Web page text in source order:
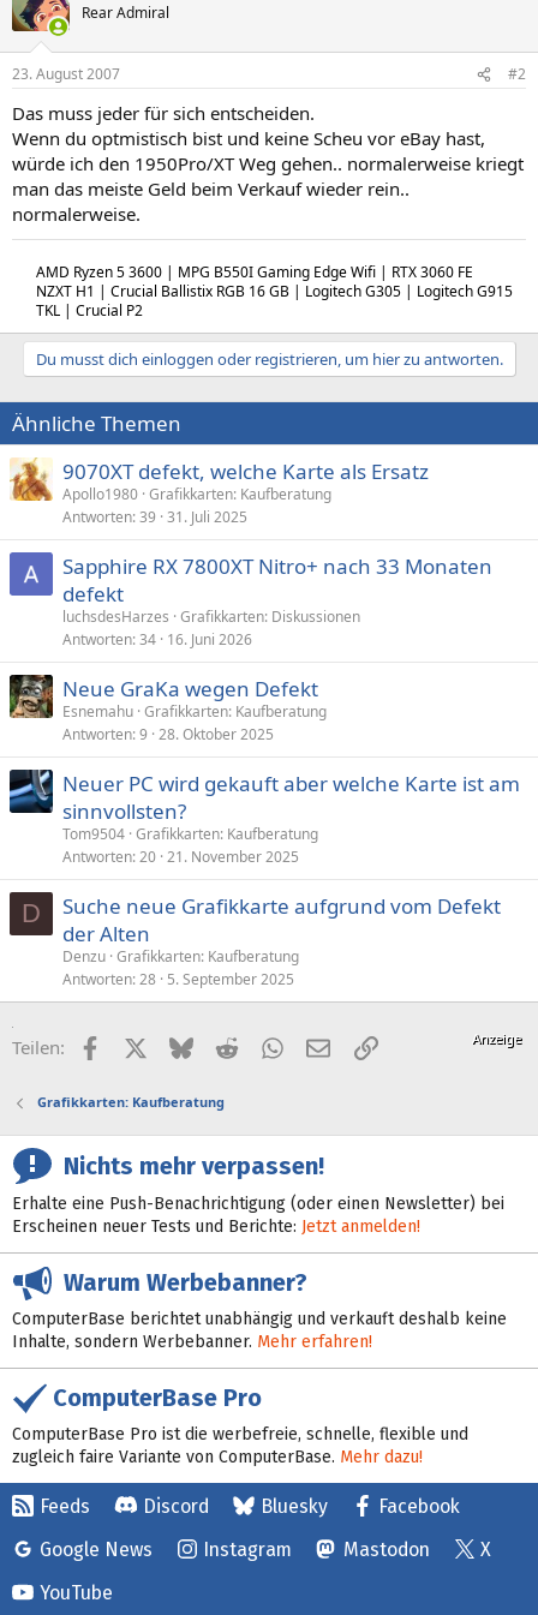
Rear Admiral
23. August 2007 #2
Das muss jeder für sich entscheiden.
Wenn du optmistisch bist und keine Scheu vor eBay hast,
würde ich den 1950Pro/XT Weg gehen.. normalerweise kriegt
man das meiste Geld beim Verkauf wieder rein..
normalerweise.
AMD Ryzen 5 3600 | MPG B550I Gaming Edge Wifi | RTX 3060 FE
NZXT H1 | Crucial Ballistix RGB 16 GB | Logitech G305 | Logitech G915
TKL | Crucial P2
Du musst dich einloggen oder registrieren, um hier zu antworten.
Ähnliche Themen
9070XT defekt, welche Karte als Ersatz
Apollo1980 Grafikkarten: Kaufberatung
Antworten 39 31. Juli 2025
Sapphire RX 7800XT Nitro+ nach 33 Monaten
defekt
luchsdesHarzes Grafikkarten: Diskussionen
Antworten 34 16. Juni 2026
Neue GraKa wegen Defekt
Esnemahu Grafikkarten: Kaufberatung
Antworten 9 28. Oktober 2025
Neuer PC wird gekauft aber welche Karte ist am
sinnvollsten?
Tom9504 Grafikkarten: Kaufberatung
Antworten 20 21. November 2025
D
Suche neue Grafikkarte aufgrund vom Defekt
der Alten
Denzu Grafikkarten: Kaufberatung
Antworten 28 5. September 2025
Teilen: FacebookX (Twitter)
BlueskyRedditWhatsApp
E-MailLink
Grafikkarten: Kaufberatung
Nichts mehr verpassen!
Erhalte eine Push-Benachrichtigung (oder einen Newsletter) bei
Erscheinen neuer Tests und Berichte: Jetzt anmelden!
Warum Werbebanner?
ComputerBase berichtet unabhängig und verkauft deshalb keine
Inhalte, sondern Werbebanner. Mehr erfahren!
ComputerBase Pro
ComputerBase Pro ist die werbefreie, schnelle, flexible und
zugleich faire Variante von ComputerBase. Mehr dazu!
Feeds Discord Bluesky
Facebook
Google News
Instagram Mastodon
X
YouTube